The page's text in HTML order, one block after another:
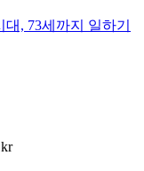
, 73세까지 일하기